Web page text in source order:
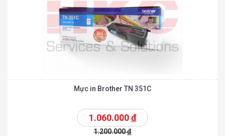
Mực in Brother TN 351C
1.060.000đ
1.200.000đ